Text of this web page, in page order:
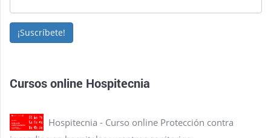
¡Suscríbete!
Cursos online Hospitecnia
Hospitecnia - Curso online Protección contra